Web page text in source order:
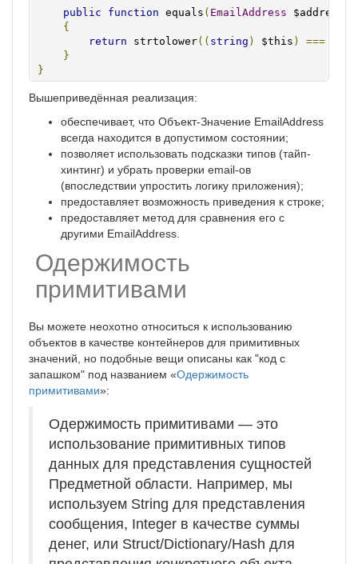
public function equals ( EmailAddress $address
{
return strtolower(( string ) $this ) ===
}
}
Вышеприведённая реализация:
обеспечивает, что Объект-Значение EmailAddress
всегда находится в допустимом состоянии;
позволяет использовать подсказки типов (тайп-
хинтинг) и убрать проверки email-ов
(впоследствии упростить логику приложения);
предоставляет возможность приведения к строке;
предоставляет метод для сравнения его с
другими EmailAddress.
Одержимость
примитивами
Вы можете неохотно относиться к использованию
объектов в качестве контейнеров для примитивных
значений, но подобные вещи описаны как "код с
запашком" под названием «Одержимость
примитивами»:
Одержимость примитивами — это
использование примитивных типов
данных для представления сущностей
Предметной области. Например, мы
используем String для представления
сообщения, Integer в качестве суммы
денег, или Struct/Dictionary/Hash для